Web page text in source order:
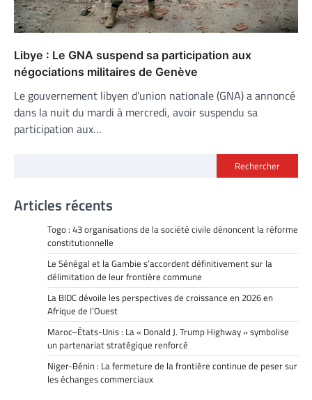
Libye : Le GNA suspend sa participation aux
négociations militaires de Genève
Le gouvernement libyen d’union nationale (GNA) a annoncé
dans la nuit du mardi à mercredi, avoir suspendu sa
participation aux…
Rechercher
Articles récents
Togo : 43 organisations de la société civile dénoncent la réforme
constitutionnelle
Le Sénégal et la Gambie s’accordent définitivement sur la
délimitation de leur frontière commune
La BIDC dévoile les perspectives de croissance en 2026 en
Afrique de l’Ouest
Maroc–États-Unis : La « Donald J. Trump Highway » symbolise
un partenariat stratégique renforcé
Niger-Bénin : La fermeture de la frontière continue de peser sur
les échanges commerciaux